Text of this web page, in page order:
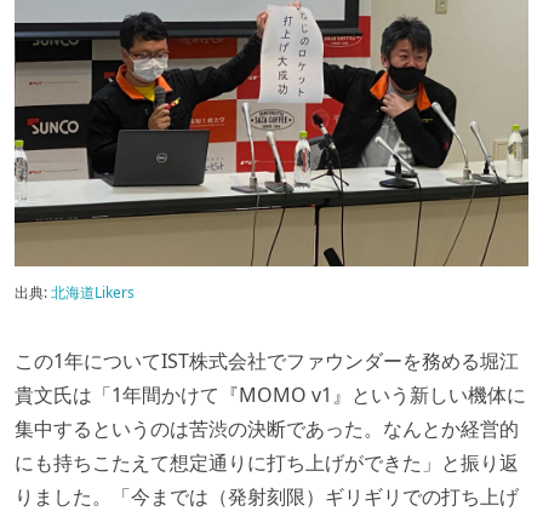
出典:北海道Likers
この1年についてIST株式会社でファウンダーを務める堀江
貴文氏は「1年間かけて『MOMO v1』という新しい機体に
集中するというのは苦渋の決断であった。なんとか経営的
にも持ちこたえて想定通りに打ち上げができた」と振り返
りました。「今までは（発射刻限）ギリギリでの打ち上げ